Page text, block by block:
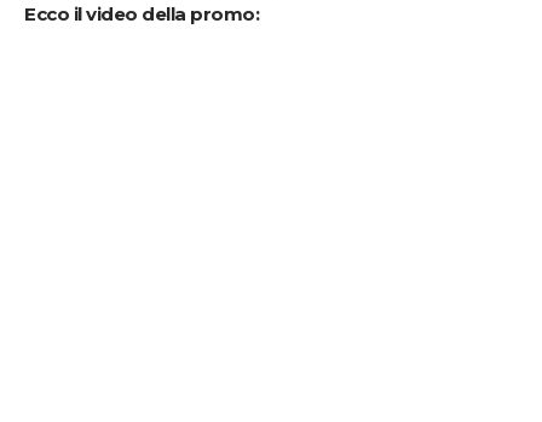
Ecco il video della promo: